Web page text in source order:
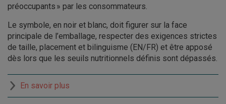
préoccupants » par les consommateurs.
Le symbole, en noir et blanc, doit figurer sur la face
principale de l’emballage, respecter des exigences strictes
de taille, placement et bilinguisme (EN/FR) et être apposé
dès lors que les seuils nutritionnels définis sont dépassés.
En savoir plus